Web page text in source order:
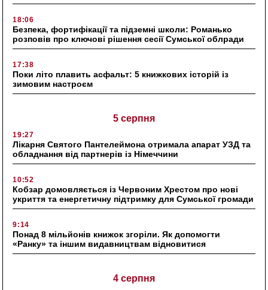
18:06
Безпека, фортифікації та підземні школи: Романько
розповів про ключові рішення сесії Сумської облради
17:38
Поки літо плавить асфальт: 5 книжкових історій із
зимовим настроєм
5 серпня
19:27
Лікарня Святого Пантелеймона отримала апарат УЗД та
обладнання від партнерів із Німеччини
10:52
Кобзар домовляється із Червоним Хрестом про нові
укриття та енергетичну підтримку для Сумської громади
9:14
Понад 8 мільйонів книжок згоріли. Як допомогти
«Ранку» та іншим видавництвам відновитися
4 серпня